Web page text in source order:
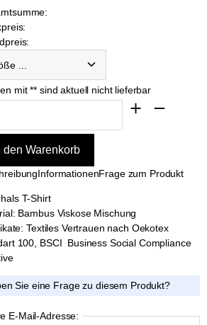
mit ** sind aktuell nicht lieferbar
InformationenFrage zum Produkt
T-Shirt
Bambus Viskose Mischung
Textiles Vertrauen nach Oekotex
100, BSCI Business Social Compliance
Sie eine Frage zu diesem Produkt?
E-Mail-Adresse: